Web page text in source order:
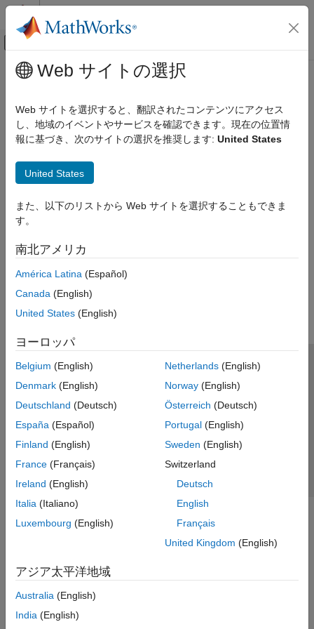
コンテンツへスキップ
オフキャンバス ナビゲーション メ
ドキュメンテーションのホーム
メインコンテンツ
Web サイトの選択
Web サイトを選択すると、翻訳されたコンテンツにアクセス
し、地域のイベントやサービスを確認できます。現在の位置情
報に基づき、次のサイトの選択を推奨します: United States
United States
また、以下のリストから Web サイトを選択することもできま
す。
南北アメリカ
América Latina (Español)
Canada (English)
United States (English)
ヨーロッパ
Belgium (English)
Denmark (English)
Deutschland (Deutsch)
España (Español)
Finland (English)
France (Français)
Ireland (English)
Italia (Italiano)
Luxembourg (English)
Netherlands(English)
Norway(English)
Österreich (Deutsch)
Portugal(English)
Sweden (English)
Switzerland
Deutsch
English
Français
United Kingdom (English)
アジア太平洋地域
Australia (English)
India (English)
トラストセンター
プライバシー ポリシー
違法コピー防止
アプリケーション ステータス
© 1994-2026 The MathWorks, Inc.